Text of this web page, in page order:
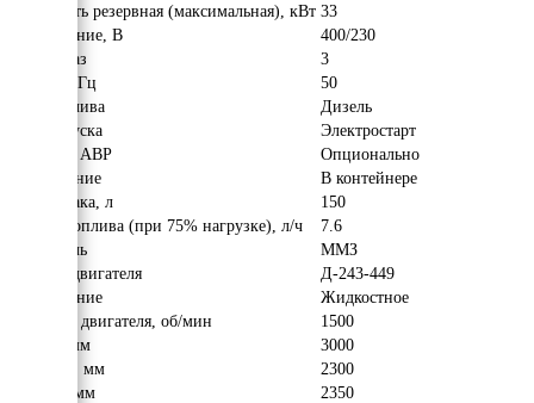
Мощность резервная (максимальная), кВт 33
Напряжение, В
400/230
Число фаз
3
Частота, Гц
50
Вид топлива
Дизель
Тип запуска
Электростарт
Наличие АВР
Опционально
Исполнение
В контейнере
Объём бака, л
150
Расход топлива (при 75% нагрузке), л/ч
7.6
Двигатель
ММЗ
Модель двигателя
Д-243-449
Охлаждение
Жидкостное
Обороты двигателя, об/мин
1500
Длина, мм
3000
Ширина, мм
2300
Высота, мм
2350